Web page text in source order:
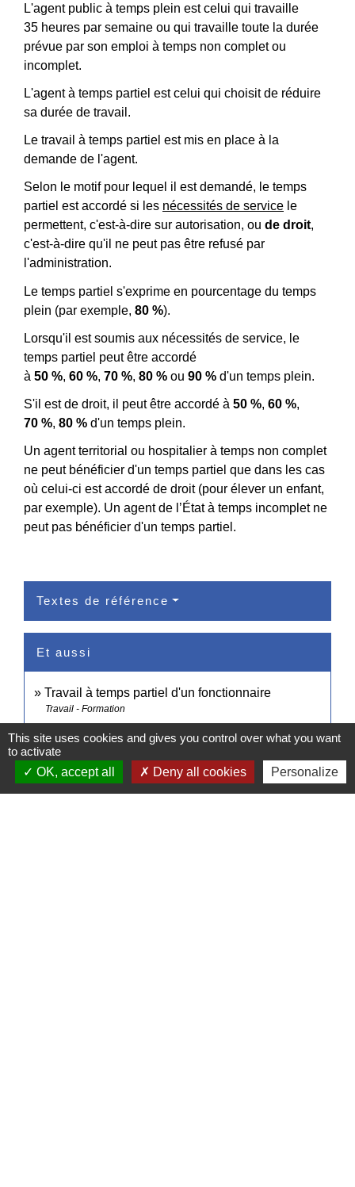
L'agent public à temps plein est celui qui travaille
35 heures par semaine ou qui travaille toute la durée
prévue par son emploi à temps non complet ou
incomplet.
L'agent à temps partiel est celui qui choisit de réduire
sa durée de travail.
Le travail à temps partiel est mis en place à la
demande de l'agent.
Selon le motif pour lequel il est demandé, le temps
partiel est accordé si les nécessités de service le
permettent, c'est-à-dire sur autorisation, ou de droit,
c'est-à-dire qu'il ne peut pas être refusé par
l'administration.
Le temps partiel s'exprime en pourcentage du temps
plein (par exemple, 80 %).
Lorsqu'il est soumis aux nécessités de service, le
temps partiel peut être accordé
à 50 %, 60 %, 70 %, 80 % ou 90 % d'un temps plein.
S'il est de droit, il peut être accordé à 50 %, 60 %,
70 %, 80 % d'un temps plein.
Un agent territorial ou hospitalier à temps non complet
ne peut bénéficier d'un temps partiel que dans les cas
où celui-ci est accordé de droit (pour élever un enfant,
par exemple). Un agent de l’État à temps incomplet ne
peut pas bénéficier d'un temps partiel.
Textes de référence
Et aussi
Travail à temps partiel d'un fonctionnaire
Travail - Formation
Travail à temps partiel d'un contractuel de la
fonction publique
Travail - Formation
This site uses cookies and gives you control over what you want
to activate
OK, accept all
Deny all cookies Personalize